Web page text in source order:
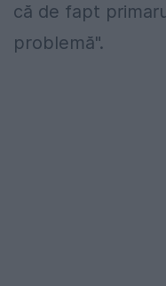
că de fapt
problemă".